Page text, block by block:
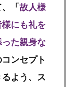
「 故人様
にも礼を
た親身な
ンセプト
よう、ス